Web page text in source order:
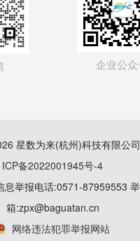
企业公众
星数为来(杭州)科技有限公
ICP备2022001945号-4
息举报电话:0571-87959553
箱:zpx@baguatan.cn
网络违法犯罪举报网站